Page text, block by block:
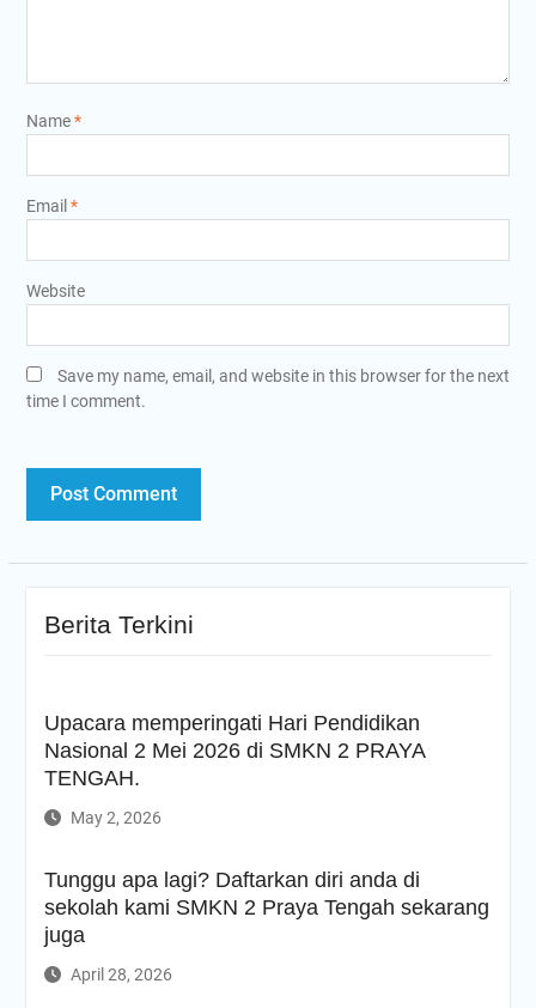
Name*
Email *
Website
Save my name, email, and website in this browser for the next
time I comment.
Berita Terkini
Upacara memperingati Hari Pendidikan
Nasional 2 Mei 2026 di SMKN 2 PRAYA
TENGAH.
May 2, 2026
Tunggu apa lagi? Daftarkan diri anda di
sekolah kami SMKN 2 Praya Tengah sekarang
juga
April 28, 2026